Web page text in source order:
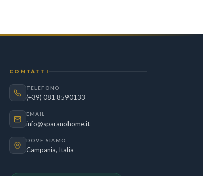
CONTATTI
TELEFONO
(+39) 081 8590133
EMAIL
info@sparanohome.it
DOVE SIAMO
Campania, Italia